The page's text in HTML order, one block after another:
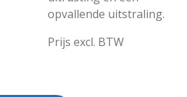
opvallende uitstraling.
Prijs excl. BTW